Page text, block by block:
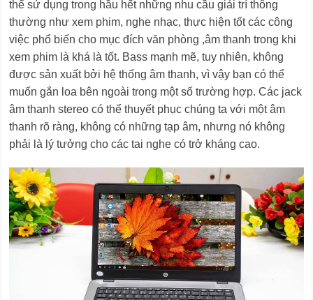
thể sử dụng trong hầu hết những nhu cầu giải trí thông
thường như xem phim, nghe nhạc, thực hiện tốt các công
việc phổ biến cho mục đích văn phòng ,âm thanh trong khi
xem phim là khá là tốt. Bass mạnh mẽ, tuy nhiên, không
được sản xuất bởi hệ thống âm thanh, vì vậy bạn có thể
muốn gắn loa bên ngoài trong một số trường hợp. Các jack
âm thanh stereo có thể thuyết phục chúng ta với một âm
thanh rõ ràng, không có những tạp âm, nhưng nó không
phải là lý tưởng cho các tai nghe có trở kháng cao.